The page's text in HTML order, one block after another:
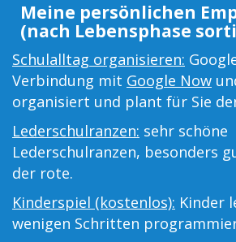
Meine persönlichen
(nach Lebensphase
Schulalltag organisieren:
Verbindung mit Google Now
organisiert und plant für Sie
Lederschulranzen: sehr schöne
Lederschulranzen, besonders
der rote.
Kinderspiel (kostenlos): Kinder
wenigen Schritten